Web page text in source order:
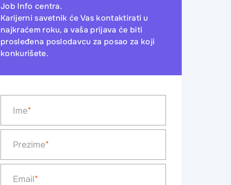
Job Info centra.
Karijerni savetnik će Vas kontaktirati u
najkraćem roku, a vaša prijava će biti
prosleđena poslodavcu za posao za koji
konkurišete.
Ime*
Prezime*
Email*